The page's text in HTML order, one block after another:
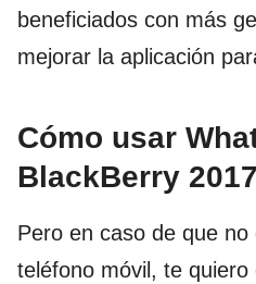
beneficiados con más
mejorar la aplicación
Cómo usar
BlackBerry 2017
Pero en caso de que
teléfono móvil, te